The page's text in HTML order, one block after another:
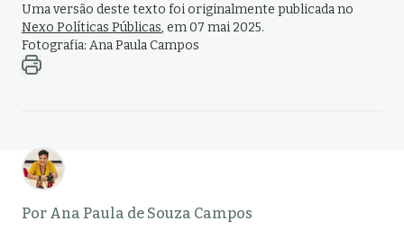
Uma versão deste texto foi originalmente publicada no
Nexo Políticas Públicas, em 07 mai 2025.
Fotografia: Ana Paula Campos
Por Ana Paula de Souza Campos